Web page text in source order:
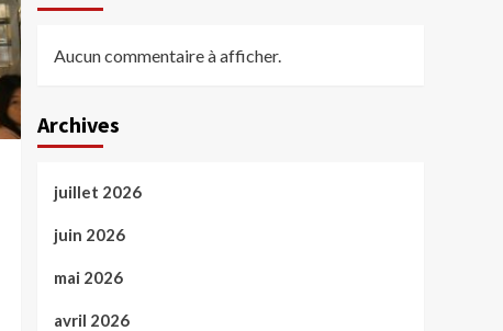
Aucun commentaire à afficher.
Archives
juillet 2026
juin 2026
mai 2026
avril 2026